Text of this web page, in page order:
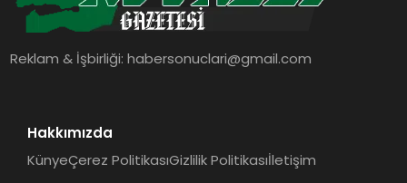
Reklam & İşbirliği:habersonuclari@gmail.com
Hakkımızda
KünyeÇerez PolitikasıGizlilik Politikasıİletişim